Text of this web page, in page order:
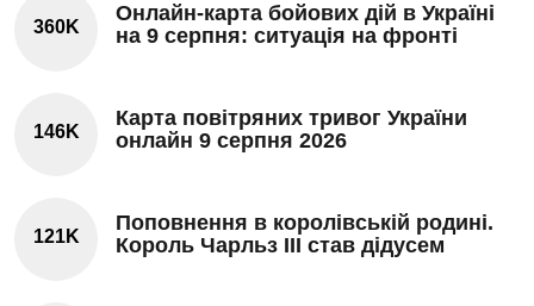
360K
Онлайн-карта бойових дій в Україні
на 9 серпня: ситуація на фронті
146K
Карта повітряних тривог України
онлайн 9 серпня 2026
121K
Поповнення в королівській родині.
Король Чарльз III став дідусем